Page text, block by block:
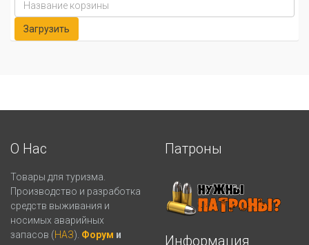
О Нас
Товары для туризма.
Производство и разработка
средств выживания и
носимых аварийных
запасов (НАЗ). Форум и
Патроны
Информация